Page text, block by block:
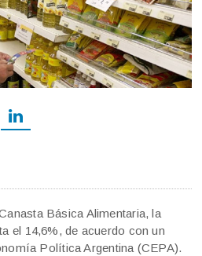
Básica Alimentaria, la
el 14,6%, de acuerdo con un
Política Argentina (CEPA).